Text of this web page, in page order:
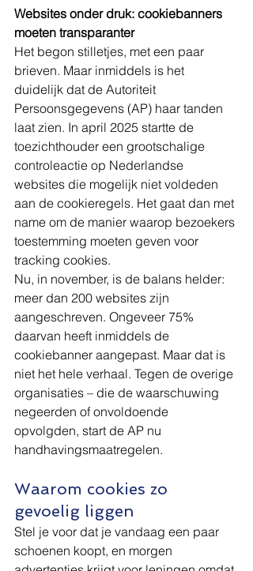
Websites onder druk: cookiebanners
moeten transparanter
Het begon stilletjes, met een paar
brieven. Maar inmiddels is het
duidelijk dat de Autoriteit
Persoonsgegevens (AP) haar tanden
laat zien. In april 2025 startte de
toezichthouder een grootschalige
controleactie op Nederlandse
websites die mogelijk niet voldeden
aan de cookieregels. Het gaat dan met
name om de manier waarop bezoekers
toestemming moeten geven voor
tracking cookies.
Nu, in november, is de balans helder:
meer dan 200 websites zijn
aangeschreven. Ongeveer 75%
daarvan heeft inmiddels de
cookiebanner aangepast. Maar dat is
niet het hele verhaal. Tegen de overige
organisaties – die de waarschuwing
negeerden of onvoldoende
opvolgden, start de AP nu
handhavingsmaatregelen.
Waarom cookies zo
gevoelig liggen
Stel je voor dat je vandaag een paar
schoenen koopt, en morgen